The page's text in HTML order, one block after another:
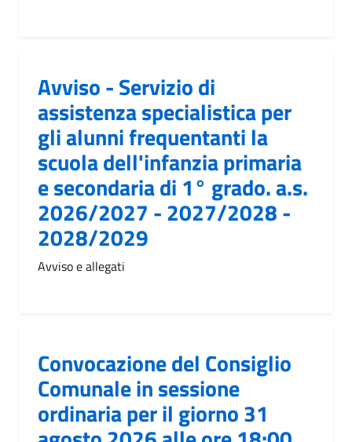
Avviso - Servizio di
assistenza specialistica per
gli alunni frequentanti la
scuola dell'infanzia primaria
e secondaria di 1° grado. a.s.
2026/2027 - 2027/2028 -
2028/2029
Avviso e allegati
Convocazione del Consiglio
Comunale in sessione
ordinaria per il giorno 31